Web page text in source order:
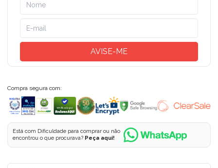
AVISE-ME
Compra segura com:
Está com Dificuldade para comprar ou não
encontrou o que procurava? Peça aqui!